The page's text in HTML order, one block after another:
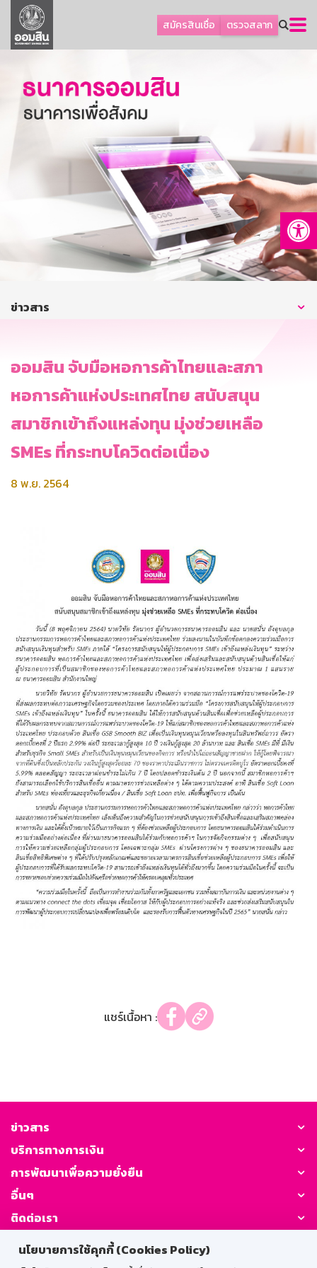
นโยบายการใช้คุกกี้ (Cookies Policy)
สมัครสินเชื่อ ตรวจสลาก
ลูกค้าธุรกิจ
ลูกค้าผู้ประกอบรายย่อย
ออมเพื่อสุข
เกี่ยวกับธนาคาร
การพัฒนาที่ยั่งยืน
บริการทางการเงิน
ติดต่อเรา
บริการออนไลน์
ข่าวสาร
ออมสิน จับมือหอการค้าไทยและสภา
หอการค้าแห่งประเทศไทย สนับสนุน
สมาชิกเข้าถึงแหล่งทุน มุ่งช่วยเหลือ
SMEs ที่กระทบโควิดต่อเนื่อง
8 พ.ย. 2564
แชร์เนื้อหา :
ข่าวสาร
บริการทางการเงิน
การพัฒนาเพื่อความยั่งยืน
อื่นๆ
ติดต่อเรา
GSB Society: